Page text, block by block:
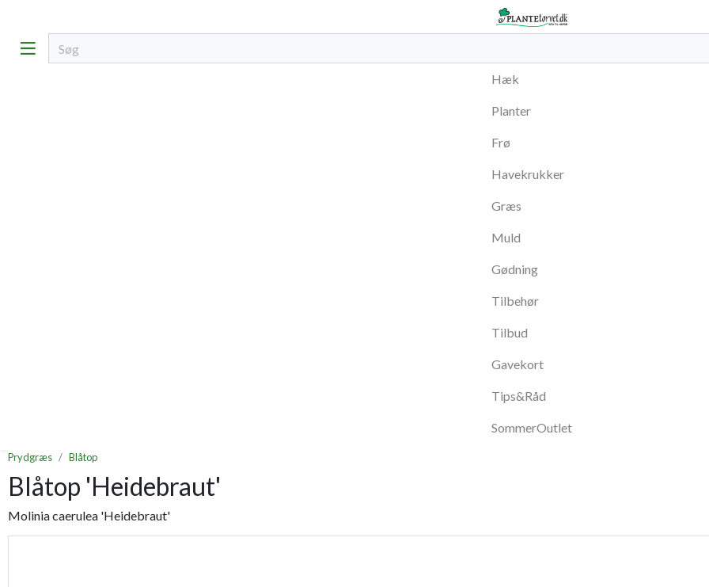
Hæk
Planter
Frø
Havekrukker
Græs
Muld
Gødning
Tilbehør
Tilbud
Gavekort
Tips&Råd
SommerOutlet
Prydgræs Blåtop
Blåtop 'Heidebraut'
Molinia caerulea 'Heidebraut'